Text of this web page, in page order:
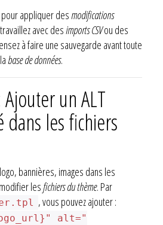
appliquer des modifications
avec desimports CSVou des
à faire une sauvegarde avant toute
base de données.
un ALT
dans les fichiers
bannières, images dans les
lesfichiers du thème. Par
, vous pouvez ajouter :
alt="